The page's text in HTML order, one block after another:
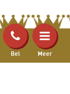
Bel Meer